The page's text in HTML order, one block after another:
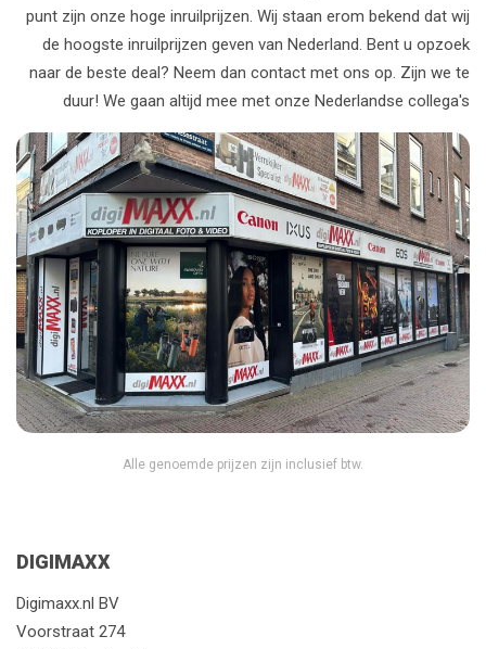
punt zijn onze hoge inruilprijzen. Wij staan erom bekend dat wij
de hoogste inruilprijzen geven van Nederland. Bent u opzoek
naar de beste deal? Neem dan contact met ons op. Zijn we te
duur! We gaan altijd mee met onze Nederlandse collega's
Alle genoemde prijzen zijn inclusief btw.
DIGIMAXX
Digimaxx.nl BV
Voorstraat 274